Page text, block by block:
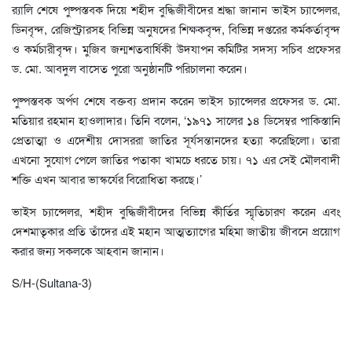
র‌্যালি শেষে পুষ্পস্তবক দিয়ে শহীদ বুদ্ধিজীবীদের শ্রদ্ধা জানান ভাইস চ্যান্সেলর,
ডিনবৃন্দ, রেজিস্ট্রারসহ বিভিন্ন অনুষদের শিক্ষকবৃন্দ, বিভিন্ন দপ্তরের কর্মকর্তাবৃন্দ
ও কর্মচারীবৃন্দ। মুজিব জন্মশতবার্ষিকী উদযাপন কমিটির সদস্য সচিব প্রফেসর
ড. মো. আবদুল বাসেত পুরো অনুষ্ঠানটি পরিচালনা করেন।
পুষ্পস্তবক অর্পণ শেষে বক্তব্য প্রদান করেন ভাইস চ্যান্সেলর প্রফেসর ড. মো.
মতিয়ার রহমান হাওলাদার। তিনি বলেন, ‘১৯৭১ সালের ১৪ ডিসেম্বর পাকিস্তানি
প্রেতাত্মা ও এদেশীয় দোসররা জাতির সূর্যসন্তানদের হত্যা করেছিলো। তারা
এখনো সুযোগ পেলে জাতির পতাকা খামচে ধরতে চায়। ৭১ এর সেই মৌলবাদী
শক্তি এখন আবার ভাস্কর্যের বিরোধিতা করছে।’
ভাইস চ্যান্সেলর, শহীদ বুদ্ধিজীবীদের বিভিন্ন কীর্তির স্মৃতিচারণ করেন এবং
দেশমাতৃকার প্রতি তাঁদের এই মহান আত্মত্যাগের মহিমা জাতীয় জীবনে প্রয়োগ
করার জন্য সকলকে আহবান জানান।
S/H-(Sultana-3)